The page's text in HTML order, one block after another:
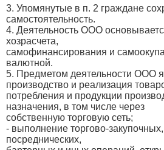
3. Упомянутые в п. 2 граждане
самостоятельность.
4. Деятельность ООО
хозрасчета,
самофинансирования и
валютной.
5. Предметом деятельности ООО
производство и реализация
потребления и продукции
назначения, в том числе через
собственную торговую сеть;
- выполнение торгово-
посреднических,